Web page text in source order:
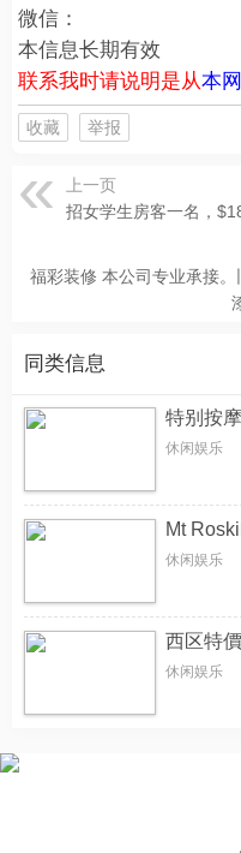
微信：
本信息长期有效
联系我时请说明是从本
收藏 举报
上一页
招女学生房客一名，
福彩装修 ​本公司专业承接
同类信息
特别按
休闲娱乐
休闲娱乐
西区特
休闲娱乐